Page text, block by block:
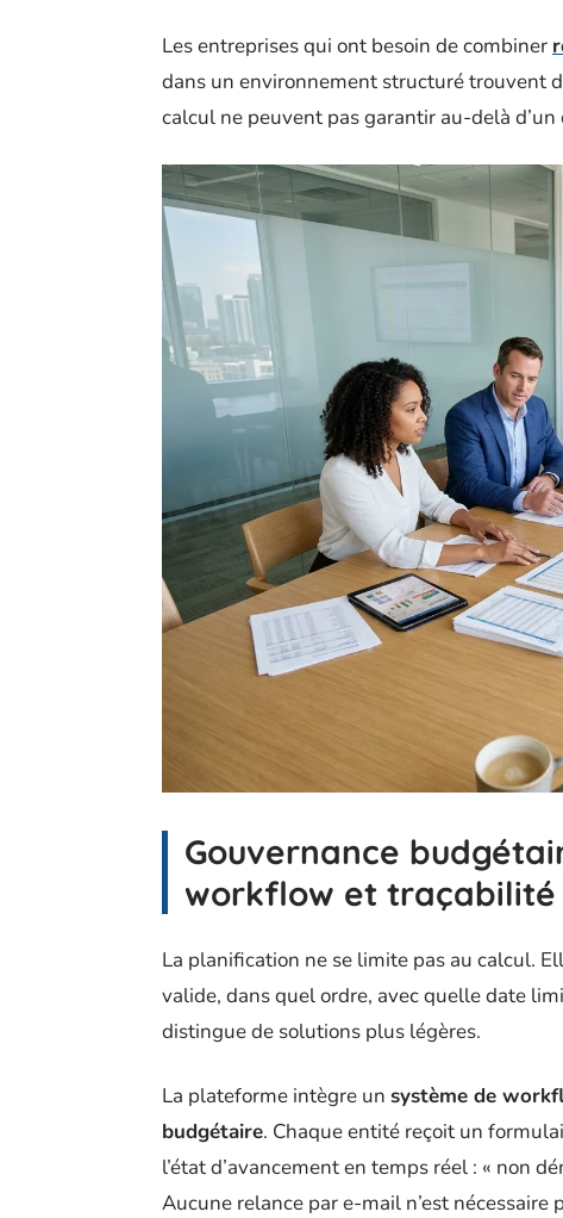
Les entreprises qui ont besoin de combiner
dans un environnement structuré trouvent
calcul ne peuvent pas garantir au-delà
Gouvernance
workflow et traçabilité
La planification ne se limite pas au calcul.
valide, dans quel ordre, avec quelle date
distingue de solutions plus légères.
La plateforme intègre un système de
budgétaire. Chaque entité reçoit un
l’état d’avancement en temps réel : « non
Aucune relance par e-mail n’est nécessaire